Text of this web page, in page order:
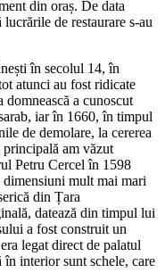
din oraș. De data
de restaurare s-au
în secolul 14, în
atunci au fost ridicate
a cunoscut
iar în 1660, în timpul
de demolare, la cererea
am văzut
Petru Cercel în 1598
mult mai mari
din Țara
datează din timpul lui
a fost construit un
legat direct de palatul
interior sunt schele, care